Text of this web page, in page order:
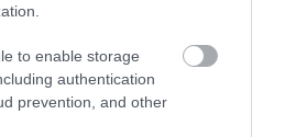
to enable storage
authentication
prevention, and other
PÉTER: KIÍRJÁK AZ ELSŐ
augusztus 06|Mindenki ügye